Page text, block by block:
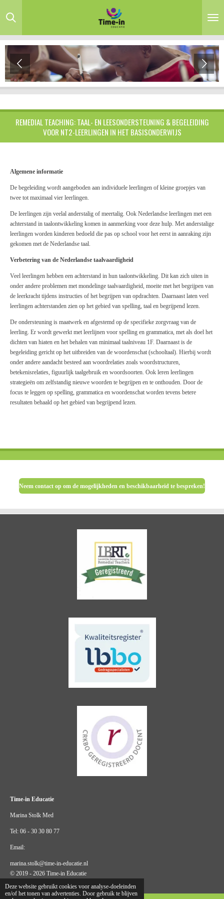
Deze website gebruikt cookies voor analyse-doeleinden
en/of het tonen van advertenties. Door gebruik te blijven
direct
de
hoofdinhoud
REMEDIAL TEACHING: TAAL- EN LEESONDERSTEUNING & BEGELEIDING
VOOR NT2-LEERLINGEN IN HET BASISONDERWIJS
Algemene informatie
De begeleiding wordt aangeboden aan individuele leerlingen of kleine groepjes van
twee tot maximaal vier leerlingen.
De leerlingen zijn veelal anderstalig of meertalig. Ook Nederlandse leerlingen met een
achterstand in taalontwikkeling komen in aanmerking voor deze hulp. Met anderstalige
leerlingen worden kinderen bedoeld die pas op school voor het eerst in aanraking zijn
gekomen met de Nederlandse taal.
Verbetering van de Nederlandse taalvaardigheid
Veel leerlingen hebben een achterstand in hun taalontwikkeling. Dit kan zich uiten in
onder andere problemen met mondelinge taalvaardigheid, moeite met het begrijpen van
de leerkracht tijdens instructies of het begrijpen van opdrachten. Daarnaast laten veel
leerlingen achterstanden zien op het gebied van spelling, taal en begrijpend lezen.
De ondersteuning is maatwerk en afgestemd op de specifieke zorgvraag van de
leerling. Er wordt gewerkt met leerlijnen voor spelling en grammatica, met als doel het
dichten van hiaten en het behalen van minimaal taalniveau 1F. Daarnaast is de
begeleiding gericht op het uitbreiden van de woordenschat (schooltaal). Hierbij wordt
onder andere aandacht besteed aan woordrelaties zoals woordstructuren,
betekenisrelaties, figuurlijk taalgebruik en woordsoorten. Ook leren leerlingen
strategieën om zelfstandig nieuwe woorden te begrijpen en te onthouden. Door de
focus te leggen op spelling, grammatica en woordenschat worden tevens betere
resultaten behaald op het gebied van begrijpend lezen.
Neem contact op om de mogelijkheden en beschikbaarheid te bespreken!
Time-in Educatie
Marina Stolk Med
Tel: 06 - 30 30 80 77
Email:
marina.stolk@time-in-educatie.nl
© 2019 - 2026 Time-in Educatie